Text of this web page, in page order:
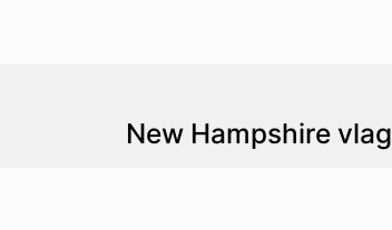
New Hampshire vlag